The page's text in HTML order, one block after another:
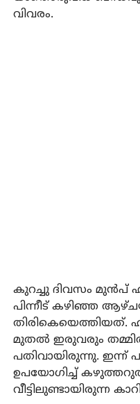
വിവരം.
കുറച്ചു ദിവസം മുന്‍പ്
പിന്നീട് കഴിഞ്ഞ
തിരികെയെത്തിയത്.
മുതല്‍ ഇരുവരും
പതിവായിരുന്നു. ഇന്ന്
ഉപയോഗിച്ച്
വീട്ടിലുണ്ടായിരുന്ന